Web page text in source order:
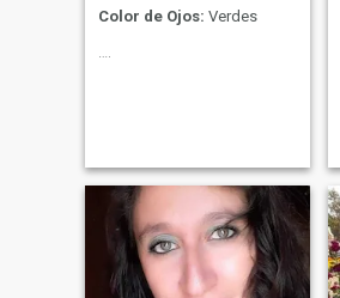
Color de Ojos: Verdes